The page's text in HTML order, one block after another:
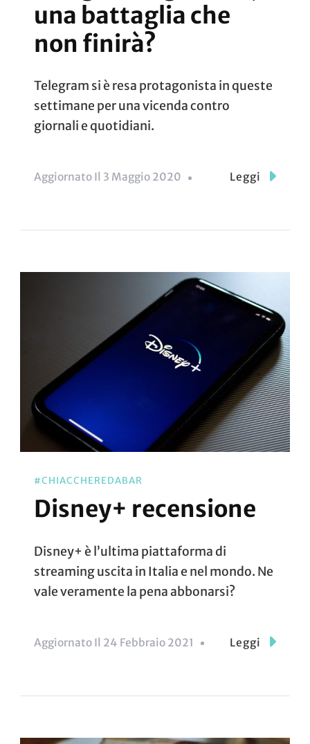
una battaglia che
non finirà?
Telegram si è resa protagonista in queste
settimane per una vicenda contro
giornali e quotidiani.
Aggiornato Il 3 Maggio 2020 Leggi
#CHIACCHEREDABAR
Disney+ recensione
Disney+ è l’ultima piattaforma di
streaming uscita in Italia e nel mondo. Ne
vale veramente la pena abbonarsi?
Aggiornato Il 24 Febbraio 2021 Leggi